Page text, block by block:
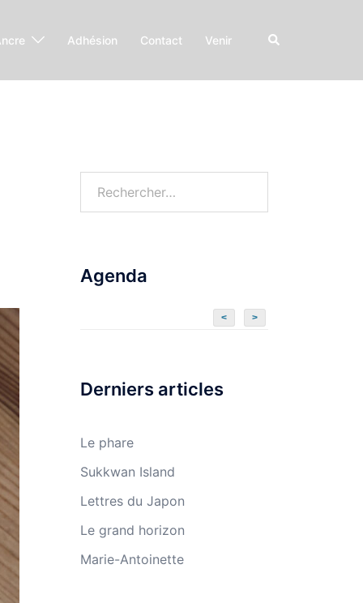
Adhésion Contact Venir
Agenda
< >
Derniers articles
Le phare
Sukkwan Island
Lettres du Japon
Le grand horizon
Marie-Antoinette